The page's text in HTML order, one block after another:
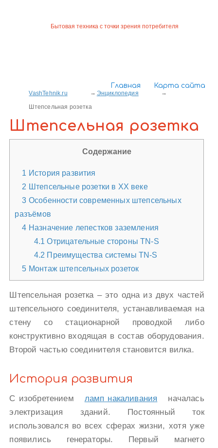
Главная Карта сайта
Бытовая техника с точки зрения потребителя
VashTehnik.ru
Энциклопедия
Штепсельная розетка
Штепсельная розетка
Содержание
1 История развития
2 Штепсельные розетки в XX веке
3 Особенности современных штепсельных
разъёмов
4 Назначение лепестков заземления
4.1 Отрицательные стороны TN-S
4.2 Преимущества системы TN-S
5 Монтаж штепсельных розеток
Штепсельная розетка – это одна из двух частей
штепсельного соединителя, устанавливаемая на
стену со стационарной проводкой либо
конструктивно входящая в состав оборудования.
Второй частью соединителя становится вилка.
История развития
С изобретением ламп накаливания
началась
электризация зданий. Постоянный ток
использовался во всех сферах жизни, хотя уже
появились генераторы. Первый магнето